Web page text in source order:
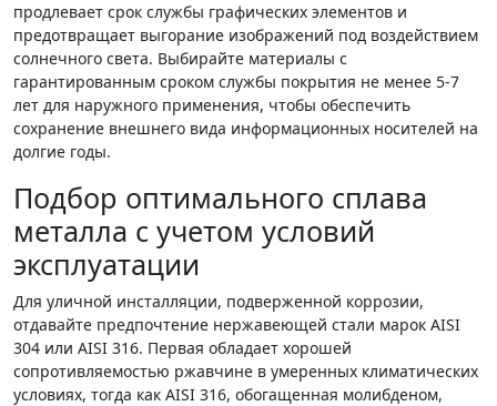
продлевает срок службы графических элементов и
предотвращает выгорание изображений под воздействием
солнечного света. Выбирайте материалы с
гарантированным сроком службы покрытия не менее 5-7
лет для наружного применения, чтобы обеспечить
сохранение внешнего вида информационных носителей на
долгие годы.
Подбор оптимального сплава
металла с учетом условий
эксплуатации
Для уличной инсталляции, подверженной коррозии,
отдавайте предпочтение нержавеющей стали марок AISI
304 или AISI 316. Первая обладает хорошей
сопротивляемостью ржавчине в умеренных климатических
условиях, тогда как AISI 316, обогащенная молибденом,